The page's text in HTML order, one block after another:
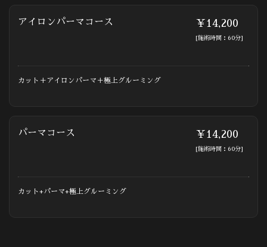
アイロンパーマコース ￥14,200
[施術時間：60分]
カット＋アイロンパーマ＋極上グルーミング
パーマコース ￥14,200
[施術時間：60分]
カット+パーマ+極上グルーミング